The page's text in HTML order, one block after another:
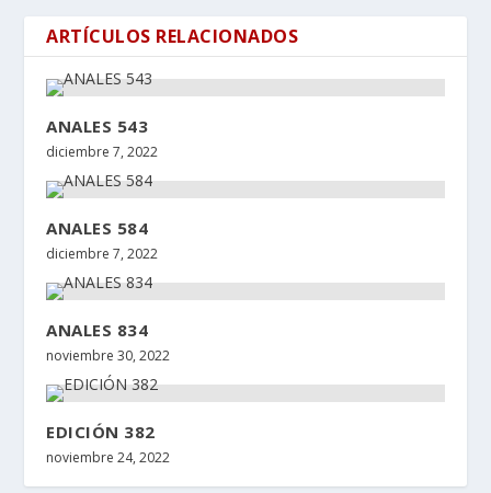
ARTÍCULOS RELACIONADOS
ANALES 543
diciembre 7, 2022
ANALES 584
diciembre 7, 2022
ANALES 834
noviembre 30, 2022
EDICIÓN 382
noviembre 24, 2022